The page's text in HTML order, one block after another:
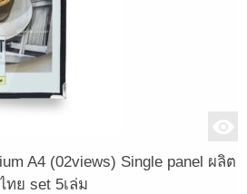
A4 (02views) Single panel ผลิต
ไทย set 5เล่ม